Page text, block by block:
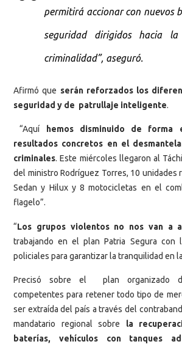
permitirá accionar con nuevos
seguridad dirigidos hacia
criminalidad”, aseguró.
Afirmó que serán reforzados los
seguridad y de patrullaje inteligente.
“Aquí
hemos disminuido de forma
resultados concretos en el
criminales. Este miércoles llegaron al
del ministro Rodríguez Torres, 10 unidades
Sedan y Hilux y 8 motocicletas en el
flagelo”.
“Los grupos violentos no nos van a
trabajando en el plan Patria Segura con
policiales para garantizar la tranquilidad en
Precisó sobre el plan organizado
competentes para retener todo tipo de
ser extraída del país a través del
mandatario regional sobre la
baterías, vehículos con tanques